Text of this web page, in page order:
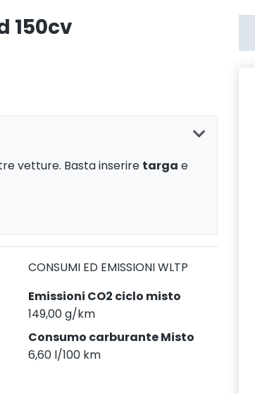
150cv
vetture. Basta inserire targa e
CONSUMI ED EMISSIONI WLTP
Emissioni CO2 ciclo misto
149,00 g/km
Consumo carburante Misto
6,60 l/100 km